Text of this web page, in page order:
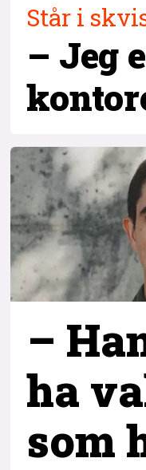
Står i
– Jeg
–
ha
som